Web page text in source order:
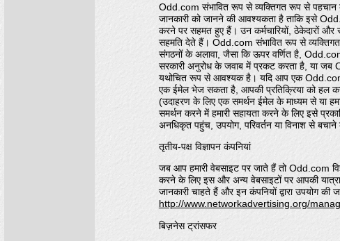
Odd.com संभावित रूप से व्यक्तिगत रूप से पहचान
जानकारी को जानने की आवश्यकता है ताकि इसे
करने पर सहमत हुए हैं। उन कर्मचारियों, ठेकेदारों
सहमति देते हैं। Odd.com संभावित रूप से व्यक्तिगत
संगठनों के अलावा, जैसा कि ऊपर वर्णित है,
सरकारी अनुरोध के जवाब में प्रकट करता है, या जब
यथोचित रूप से आवश्यक है। यदि आप एक Odd.com
एक ईमेल भेज सकता है, आपकी प्रतिक्रिया को हल
(उदाहरण के लिए एक समर्थन ईमेल के माध्यम से या
समर्थन करने में हमारी सहायता करने के लिए इसे
अनधिकृत पहुंच, उपयोग, परिवर्तन या विनाश से
तृतीय-पक्ष विज्ञापन कंपनियां
जब आप हमारी वेबसाइट पर जाते हैं तो Odd.com
करने के लिए इस और अन्य वेबसाइटों पर आपकी
जानकारी चाहते हैं और इन कंपनियों द्वारा उपयोग
http://www.networkadvertising.org/
बिज़नेस ट्रांसफर